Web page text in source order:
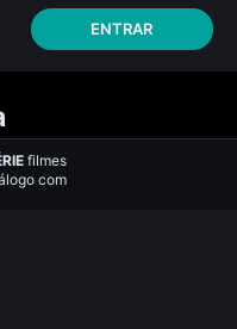
ENTRAR
filmes
com